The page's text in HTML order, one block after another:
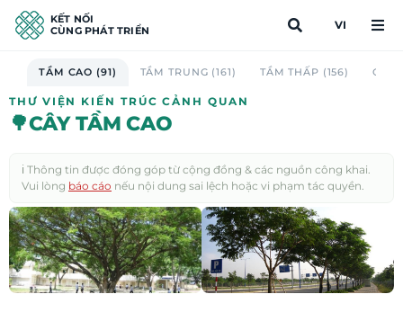
KẾT NỐI
CÙNG PHÁT TRIỂN
VI
TẦM CAO (91) TẦM TRUNG (161) TẦM THẤP (156) CAU
THƯ VIỆN KIẾN TRÚC CẢNH QUAN
🌳CÂY TẦM CAO
ℹ️ Thông tin được đóng góp từ cộng đồng & các nguồn công khai.
Vui lòng báo cáo nếu nội dung sai lệch hoặc vi phạm tác quyền.